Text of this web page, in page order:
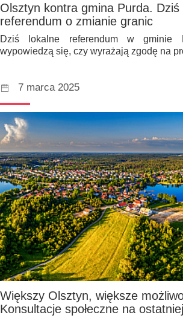
Olsztyn kontra gmina Purda. Dziś
referendum o zmianie granic
Dziś lokalne referendum w gminie
wypowiedzą się, czy wyrażają zgodę na
7 marca 2025
Większy Olsztyn, większe
Konsultacje społeczne na